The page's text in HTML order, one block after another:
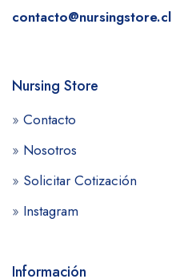
contacto@nursingstore.cl
Nursing Store
» Contacto
» Nosotros
» Solicitar Cotización
» Instagram
Información